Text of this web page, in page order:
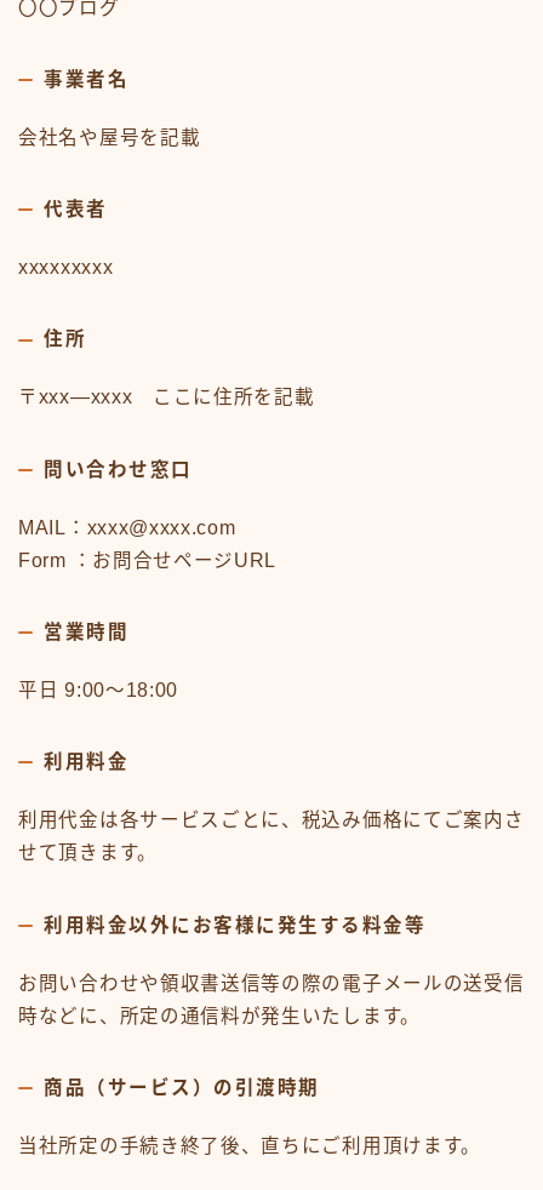
〇〇ブログ
事業者名
会社名や屋号を記載
代表者
xxxxxxxxx
住所
〒xxx―xxxx ここに住所を記載
問い合わせ窓口
MAIL：xxxx@xxxx.com
Form ：お問合せページURL
営業時間
平日 9:00～18:00
利用料金
利用代金は各サービスごとに、税込み価格にてご案内さ
せて頂きます。
利用料金以外にお客様に発生する料金等
お問い合わせや領収書送信等の際の電子メールの送受信
時などに、所定の通信料が発生いたします。
商品（サービス）の引渡時期
当社所定の手続き終了後、直ちにご利用頂けます。